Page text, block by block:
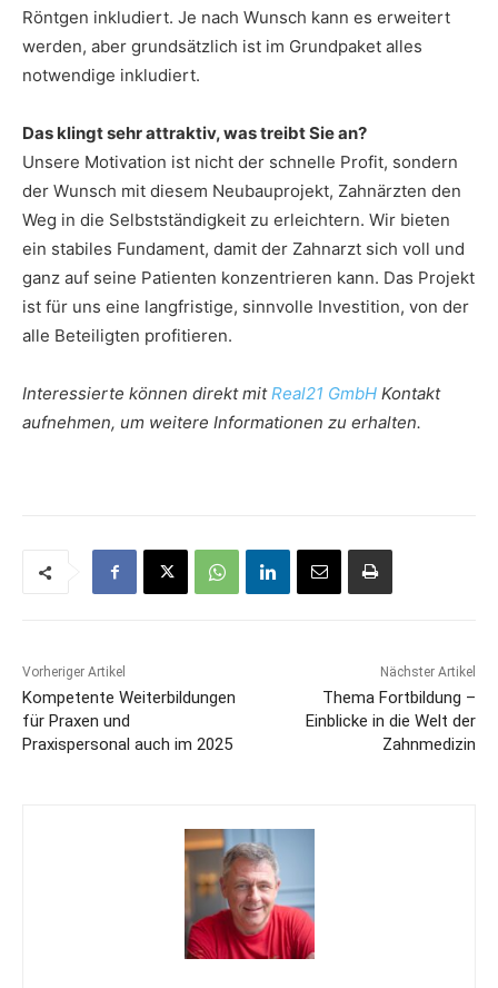
Röntgen inkludiert. Je nach Wunsch kann es erweitert
werden, aber grundsätzlich ist im Grundpaket alles
notwendige inkludiert.
Das klingt sehr attraktiv, was treibt Sie an?
Unsere Motivation ist nicht der schnelle Profit, sondern
der Wunsch mit diesem Neubauprojekt, Zahnärzten den
Weg in die Selbstständigkeit zu erleichtern. Wir bieten
ein stabiles Fundament, damit der Zahnarzt sich voll und
ganz auf seine Patienten konzentrieren kann. Das Projekt
ist für uns eine langfristige, sinnvolle Investition, von der
alle Beteiligten profitieren.
Interessierte können direkt mitReal21 GmbH Kontakt
aufnehmen, um weitere Informationen zu erhalten.
Vorheriger Artikel
Kompetente Weiterbildungen
für Praxen und
Praxispersonal auch im 2025
Nächster Artikel
Thema Fortbildung –
Einblicke in die Welt der
Zahnmedizin